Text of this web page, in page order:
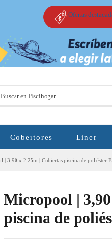
Ofertas
Cobertores Liner
| 3,90 x 2,25m | Cubiertas piscina de poliéster
Micropool |
piscina de